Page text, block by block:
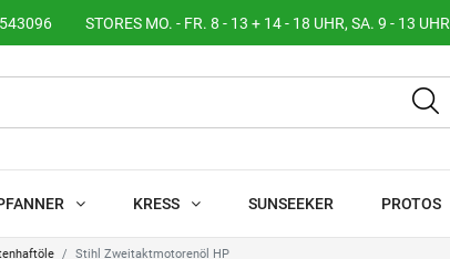
STORES MO. - FR. 8 - 13 + 14 - 18 UHR, SA. 9 - 13 UHR
KRESS SUNSEEKER PROTOS
Stihl Zweitaktmotorenöl HP